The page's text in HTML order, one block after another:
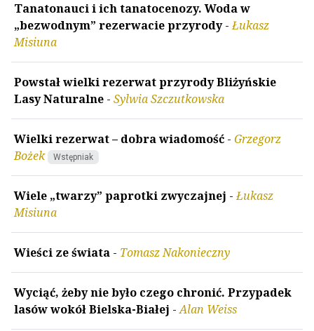
Tanatonauci i ich tanatocenozy. Woda w
„bezwodnym” rezerwacie przyrody-Łukasz
Misiuna
Powstał wielki rezerwat przyrody Bliżyńskie
Lasy Naturalne - Sylwia Szczutkowska
Wielki rezerwat – dobra wiadomość - Grzegorz
Bożek
Wstępniak
Wiele „twarzy” paprotki zwyczajnej -Łukasz
Misiuna
Wieści ze świata - Tomasz Nakonieczny
Wyciąć, żeby nie było czego chronić. Przypadek
lasów wokół Bielska-Białej -Alan Weiss